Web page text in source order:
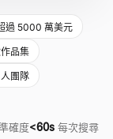
過 5000 萬美元
品集
團隊
確度<60s 每次搜尋